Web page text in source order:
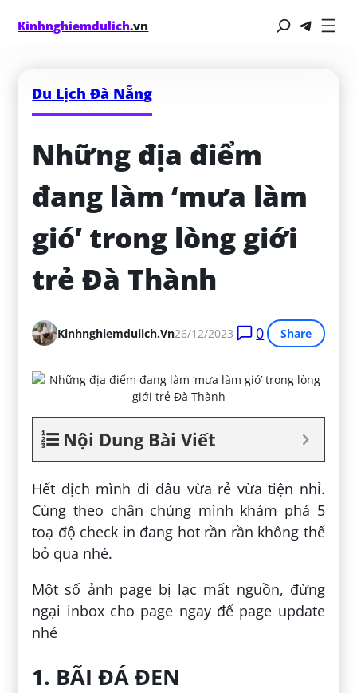
Kinhnghiemdulich.vn
Du Lịch Đà Nẵng
Những địa điểm
đang làm ‘mưa làm
gió’ trong lòng giới
trẻ Đà Thành
Kinhnghiemdulich.vn26/12/2023 0 Share
Nội Dung Bài Viết
Hết dịch mình đi đâu vừa rẻ vừa tiện nhỉ.
Cùng theo chân chúng mình khám phá 5
toạ độ check in đang hot rần rần không thể
bỏ qua nhé.
Một số ảnh page bị lạc mất nguồn, đừng
ngại inbox cho page ngay để page update
nhé
1. BÃI ĐÁ ĐEN